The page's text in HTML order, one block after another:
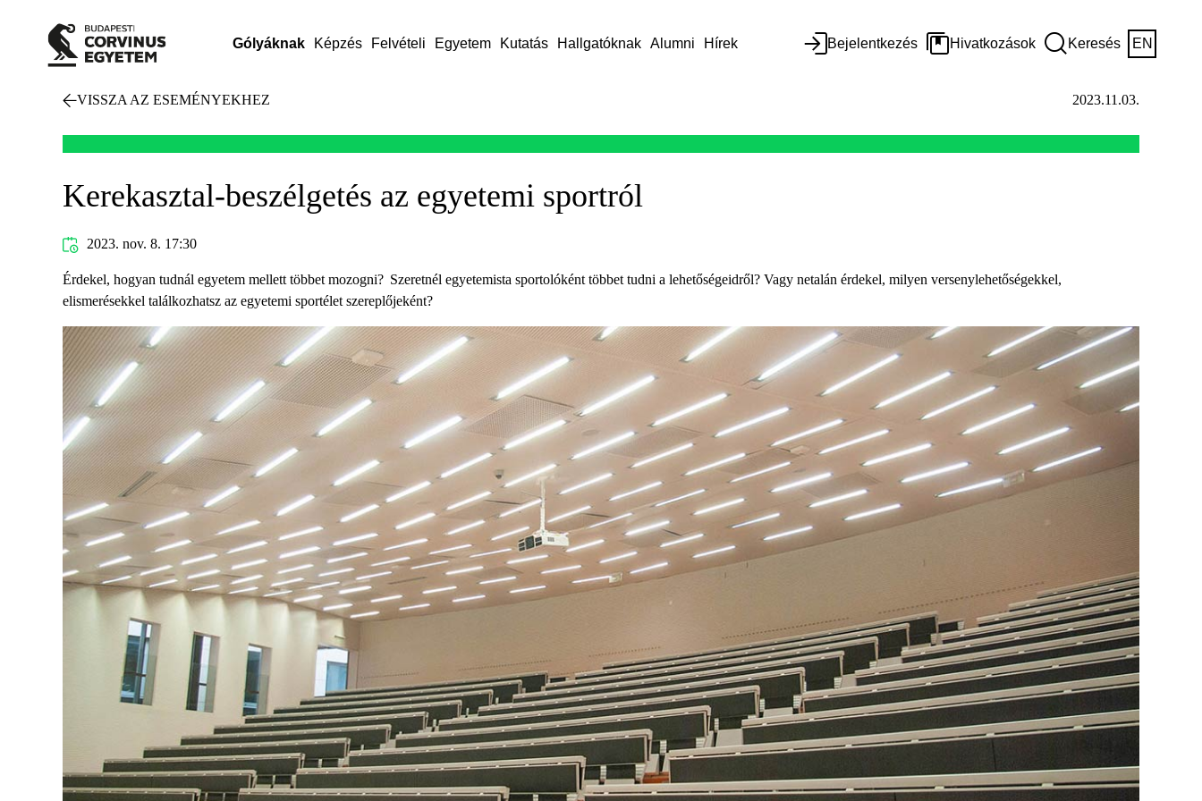
Gólyáknak Képzés Felvételi Egyetem Kutatás Hallgatóknak Alumni Hírek Bejelentkezés Hivatkozások Keresés EN
VISSZA AZ ESEMÉNYEKHEZ 2023.11.03.
Kerekasztal-beszélgetés az egyetemi sportról
2023. nov. 8. 17:30
Érdekel, hogyan tudnál egyetem mellett többet mozogni? Szeretnél egyetemista sportolóként többet tudni a lehetőségeidről? Vagy netalán érdekel, milyen versenylehetőségekkel,
elismerésekkel találkozhatsz az egyetemi sportélet szereplőjeként?